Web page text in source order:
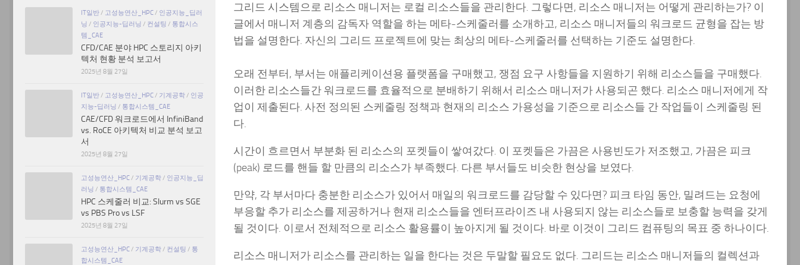
그리드 시스템으로 리소스 매니저는 로컬 리소스들을 관리한다. 그렇다면, 리소스 매니저는 어떻게 관리하는가? 이
글에서 매니저 계층의 감독자 역할을 하는 메타-스케줄러를 소개하고, 리소스 매니저들의 워크로드 균형을 잡는 방
법을 설명한다. 자신의 그리드 프로젝트에 맞는 최상의 메타-스케줄러를 선택하는 기준도 설명한다.
오래 전부터, 부서는 애플리케이션용 플랫폼을 구매했고, 쟁점 요구 사항들을 지원하기 위해 리소스들을 구매했다.
이러한 리소스들간 워크로드를 효율적으로 분배하기 위해서 리소스 매니저가 사용되곤 했다. 리소스 매니저에게 작
업이 제출된다. 사전 정의된 스케줄링 정책과 현재의 리소스 가용성을 기준으로 리소스들 간 작업들이 스케줄링 된
다.
시간이 흐르면서 부분화 된 리소스의 포켓들이 쌓여갔다. 이 포켓들은 가끔은 사용빈도가 저조했고, 가끔은 피크
(peak) 로드를 핸들 할 만큼의 리소스가 부족했다. 다른 부서들도 비슷한 현상을 보였다.
만약, 각 부서마다 충분한 리소스가 있어서 매일의 워크로드를 감당할 수 있다면? 피크 타임 동안, 밀려드는 요청에
부응할 추가 리소스를 제공하거나 현재 리소스들을 엔터프라이즈 내 사용되지 않는 리소스들로 보충할 능력을 갖게
될 것이다. 이로서 전체적으로 리소스 활용률이 높아지게 될 것이다. 바로 이것이 그리드 컴퓨팅의 목표 중 하나이다.
리소스 매니저가 리소스를 관리하는 일을 한다는 것은 두말할 필요도 없다. 그리드는 리소스 매니저들의 컬렉션과
IT일반/ 고성능연산_HPC/ 인공지능_딥러
닝 / 인공지능-딥러닝 / 컨설팅 / 통합시스
템_CAE
CFD/CAE 분야 HPC 스토리지 아키
텍처 현황 분석 보고서
2025년 8월 27일
IT일반/ 고성능연산_HPC/ 기계공학/ 인공
지능-딥러닝 / 통합시스템_CAE
CAE/CFD 워크로드에서 InfiniBand
vs. RoCE 아키텍처 비교 분석 보고
서
2025년 8월 27일
고성능연산_HPC/ 기계공학/ 인공지능_딥
러닝 / 통합시스템_CAE
HPC 스케줄러 비교: Slurm vs SGE
vs PBS Pro vs LSF
2025년 8월 27일
고성능연산_HPC/ 기계공학/ 컨설팅 / 통
합시스템_CAE